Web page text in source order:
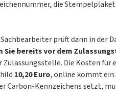
die
prüft dann in der
bereits vor dem
Die Kosten für
10,20 Euro, online kommt ein
Carbon-Kennzeichens setzt,